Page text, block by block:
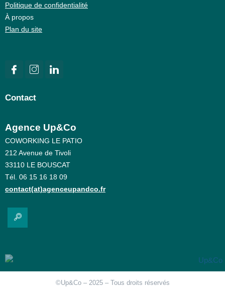
Politique de confidentialité
À propos
Plan du site
Contact
Agence Up&Co
COWORKING LE PATIO
212 Avenue de Tivoli
33110 LE BOUSCAT
Tél. 06 15 16 18 09
contact(at)agenceupandco.fr
©Up&Co – 2025 – Tous droits réservés